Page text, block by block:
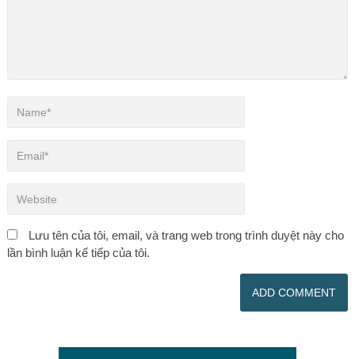
Lưu tên của tôi, email, và trang web trong trình duyệt này cho
lần bình luận kế tiếp của tôi.